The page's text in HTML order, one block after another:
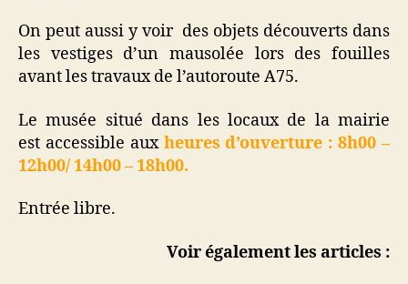
On peut aussi y voir des objets découverts dans
les vestiges d’un mausolée lors des fouilles
avant les travaux de l’autoroute A75.
Le musée situé dans les locaux de la mairie
est accessible aux heures d’ouverture : 8h00 –
12h00/ 14h00 – 18h00.
Entrée libre.
Voir également les articles :